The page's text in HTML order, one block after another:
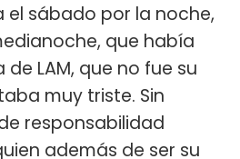
sábado por la noche,
que había
LAM, que no fue su
muy triste. Sin
responsabilidad
además de ser su